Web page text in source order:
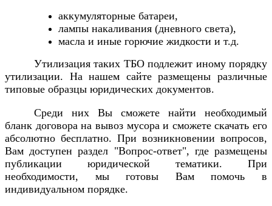
аккумуляторные батареи,
лампы накаливания (дневного света),
масла и иные горючие жидкости и т.д.
Утилизация таких ТБО подлежит иному порядку
утилизации. На нашем сайте размещены различные
типовые образцы юридических документов.
Среди них Вы сможете найти необходимый
бланк договора на вывоз мусора и сможете скачать его
абсолютно бесплатно. При возникновении вопросов,
Вам доступен раздел "Вопрос-ответ", где размещены
публикации юридической тематики. При
необходимости, мы готовы Вам помочь в
индивидуальном порядке.